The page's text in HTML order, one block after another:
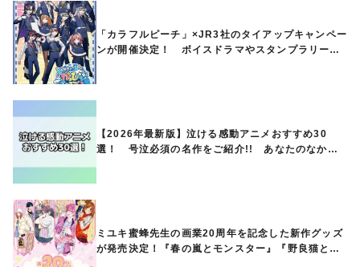
「カラフルピーチ」×JR3社のタイアップキャンペー
ンが開催決定！ ボイスドラマやスタンプラリー、
【2026年最新版】泣ける感動アニメおすすめ30
選！ 号泣必須の名作をご紹介!! あなたのなかの
ミユキ蜜蜂先生の画業20周年を記念した新作グッズ
が発売決定！『春の嵐とモンスター』『野良猫と